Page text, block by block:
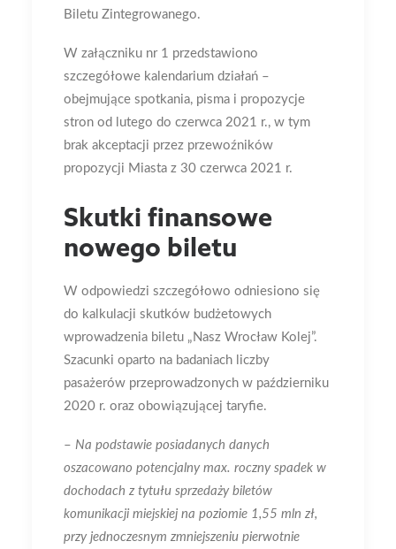
Biletu Zintegrowanego.
W załączniku nr 1 przedstawiono
szczegółowe kalendarium działań –
obejmujące spotkania, pisma i propozycje
stron od lutego do czerwca 2021 r., w tym
brak akceptacji przez przewoźników
propozycji Miasta z 30 czerwca 2021 r.
Skutki finansowe
nowego biletu
W odpowiedzi szczegółowo odniesiono się
do kalkulacji skutków budżetowych
wprowadzenia biletu „Nasz Wrocław Kolej”.
Szacunki oparto na badaniach liczby
pasażerów przeprowadzonych w październiku
2020 r. oraz obowiązującej taryfie.
– Na podstawie posiadanych danych
oszacowano potencjalny max. roczny spadek w
dochodach z tytułu sprzedaży biletów
komunikacji miejskiej na poziomie 1,55 mln zł,
przy jednoczesnym zmniejszeniu pierwotnie